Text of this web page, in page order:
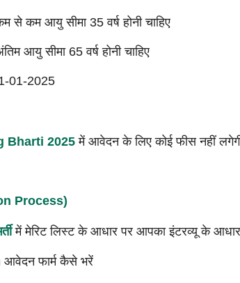
कम आयु सीमा 35 वर्ष होनी चाहिए
आयु सीमा 65 वर्ष होनी चाहिए
01-2025
Bharti 2025 में आवेदन के लिए कोई फीस नहीं
Process)
में मेरिट लिस्ट के आधार पर आपका इंटरव्यू के
आवेदन फार्म कैसे भरें